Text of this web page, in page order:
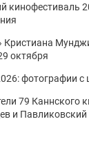
кинофестиваль
Кристиана
октября
фотографии с
79 Каннского
и Павликовский